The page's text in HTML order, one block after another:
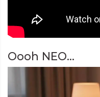
Oooh NEO...